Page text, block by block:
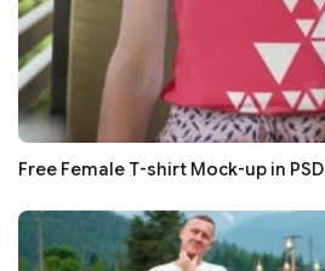
Free Female T-shirt Mock-up in PSD